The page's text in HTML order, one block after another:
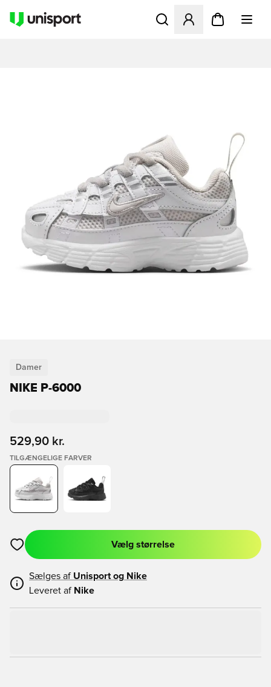
Åbner en Modal til at
Damer
NIKE P-6000
529,90 kr.
TILGÆNGELIGE FARVER
Åbner en Modal til at logge ind eller tilmelde dig som medlem
Vælg størrelse
Sælges af Unisport og Nike
Leveret af Nike